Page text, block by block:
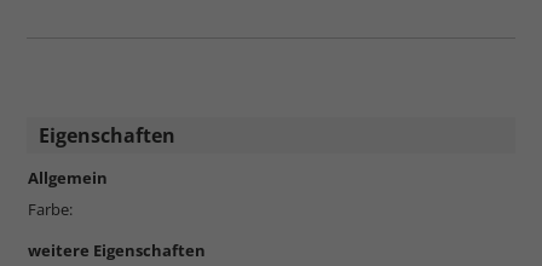
Eigenschaften
Allgemein
Farbe:
weitere Eigenschaften